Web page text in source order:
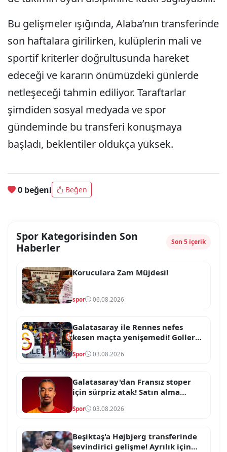
Bu gelişmeler ışığında, Alaba’nın transferinde
son haftalara girilirken, kulüplerin mali ve
sportif kriterler doğrultusunda hareket
edeceği ve kararın önümüzdeki günlerde
netleşeceği tahmin ediliyor. Taraftarlar
şimdiden sosyal medyada ve spor
gündeminde bu transferi konuşmaya
başladı, beklentiler oldukça yüksek.
0 beğeni Beğen
Spor Kategorisinden Son
Haberler
Son 5 içerik
Koruculara Zam Müjdesi!
spor 06.08.2026
Galatasaray ile Rennes nefes
kesen maçta yenişemedi! Goller
Spor 03.08.2026
Galatasaray'dan Fransız stoper
için sürpriz atak! Satın alma
Spor 03.08.2026
Beşiktaş'a Højbjerg transferinde
sevindirici gelişme! Ayrılık için